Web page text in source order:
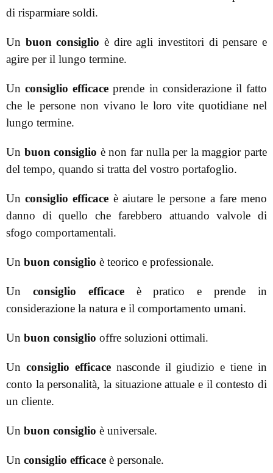
di risparmiare soldi.
Un buon consiglio è dire agli investitori di pensare e
agire per il lungo termine.
Unconsiglio efficace prende in considerazione il fatto
che le persone non vivano le loro vite quotidiane nel
lungo termine.
Un buon consiglio è non far nulla per la maggior parte
del tempo, quando si tratta del vostro portafoglio.
Unconsiglio efficace è aiutare le persone a fare meno
danno di quello che farebbero attuando valvole di
sfogo comportamentali.
Un buon consiglio è teorico e professionale.
Un consiglio efficaceè pratico e prende in
considerazione la natura e il comportamento umani.
Un buon consiglio offre soluzioni ottimali.
Un consiglio efficacenasconde il giudizio e tiene in
conto la personalità, la situazione attuale e il contesto di
un cliente.
Un buon consiglio è universale.
Un consiglio efficace è personale.